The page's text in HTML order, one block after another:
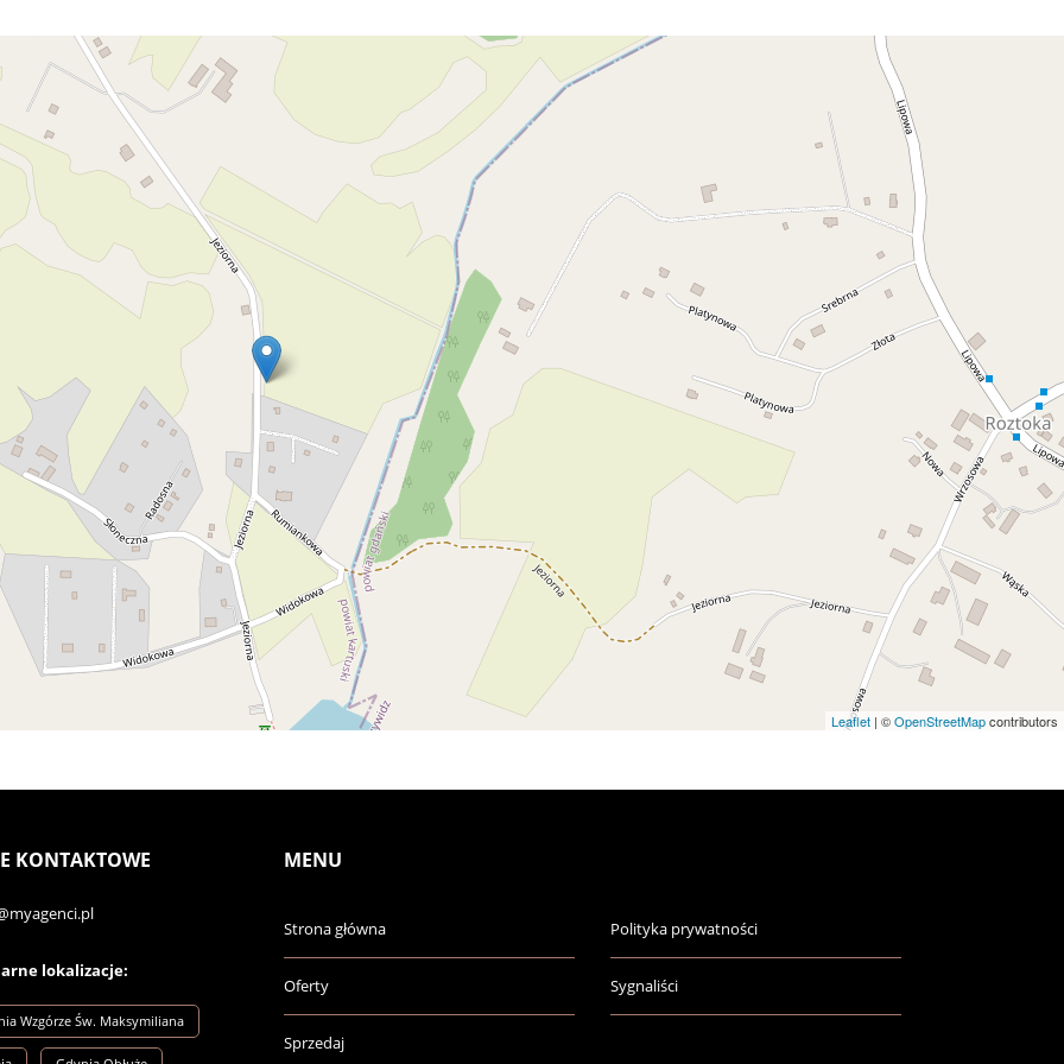
Leaflet | ©OpenStreetMapcontributors
KONTAKTOWE
lokalizacje:
Wzgórze Św. Maksymiliana
MENU
Strona główna
Oferty
Sprzedaj
Polityka prywatności
Sygnaliści